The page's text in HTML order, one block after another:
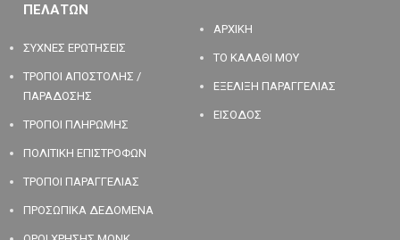
ΠΕΛΑΤΩΝ
ΣΥΧΝΕΣ ΕΡΩΤΗΣΕΙΣ
ΤΡΟΠΟΙ ΑΠΟΣΤΟΛΗΣ /
ΠΑΡΑΔΟΣΗΣ
ΤΡΟΠΟΙ ΠΛΗΡΩΜΗΣ
ΠΟΛΙΤΙΚΗ ΕΠΙΣΤΡΟΦΩΝ
ΤΡΟΠΟΙ ΠΑΡΑΓΓΕΛΙΑΣ
ΠΡΟΣΩΠΙΚΑ ΔΕΔΟΜΕΝΑ
ΑΡΧΙΚΗ
ΤΟ ΚΑΛΑΘΙ ΜΟΥ
ΕΞΕΛΙΞΗ ΠΑΡΑΓΓΕΛΙΑΣ
ΕΙΣΟΔΟΣ